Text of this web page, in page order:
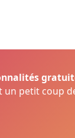
petit coup